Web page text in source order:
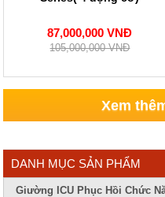
87,000,000 VNĐ
105,000,000 VNĐ
Xem
DANH MỤC SẢN PHẨM
Giường ICU Phục Hồi Chức